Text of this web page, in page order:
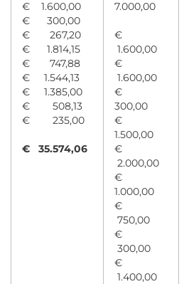
€ 1.600,00
€ 300,00
€ 267,20
€ 1.814,15
€ 747,88
€ 1.544,13
€ 1.385,00
€ 508,13
€ 235,00
€ 35.574,06
7.000,00
€
1.600,00
€
1.600,00
€
300,00
€
1.500,00
€
2.000,00
€
1.000,00
€
750,00
€
300,00
€
1.400,00